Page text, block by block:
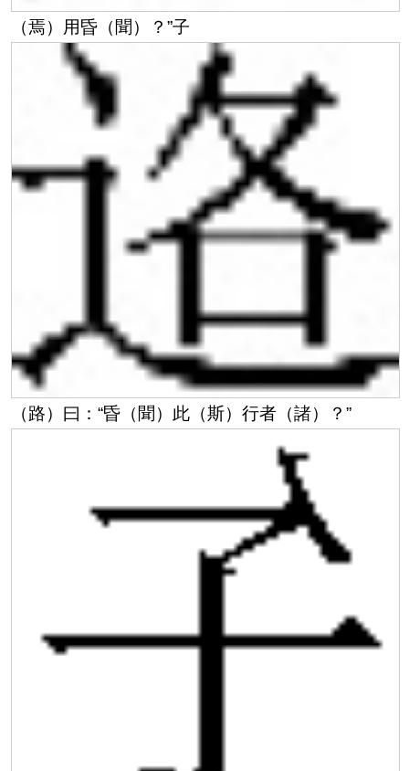
（焉）用昏（聞）？”子
（路）曰：“昏（聞）此（斯）行者（諸）？”